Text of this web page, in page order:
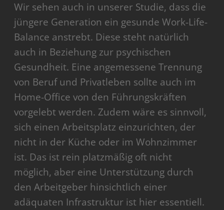
Wir sehen auch in unserer Studie, dass die
jüngere Generation ein gesunde Work-Life-
Balance anstrebt. Diese steht natürlich
auch in Beziehung zur psychischen
Gesundheit. Eine angemessene Trennung
von Beruf und Privatleben sollte auch im
Home-Office von den Führungskräften
vorgelebt werden. Zudem wäre es sinnvoll,
sich einen Arbeitsplatz einzurichten, der
nicht in der Küche oder im Wohnzimmer
ist. Das ist rein platzmäßig oft nicht
möglich, aber eine Unterstützung durch
den Arbeitgeber hinsichtlich einer
adäquaten Infrastruktur ist hier essentiell.